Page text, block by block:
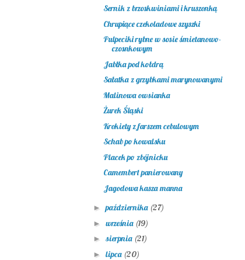
Sernik z brzoskwiniami i kruszonką
Chrupiące czekoladowe szyszki
Pulpeciki rybne w sosie śmietanowo-
czosnkowym
Jabłka pod kołdrą
Sałatka z grzybkami marynowanymi
Malinowa owsianka
Żurek Śląski
Krokiety z farszem cebulowym
Schab po kowalsku
Placek po zbójnicku
Camembert panierowany
Jagodowa kasza manna
►października (27)
► września (19)
► sierpnia (21)
► lipca (20)